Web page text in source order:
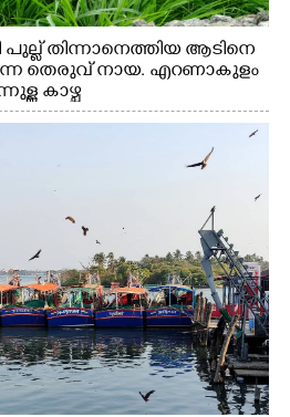
പുല്ല് തിന്നാനെത്തിയ ആടിനെ
തെരുവ് നായ. എറണാകുളം
കാഴ്ച